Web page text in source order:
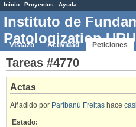
Inicio Proyectos Ayuda
Instituto de
Patologization
Vistazo Actividad Peticiones
Tareas #4770
Actas
Añadido por Paribanú Freitas hace
Estado: